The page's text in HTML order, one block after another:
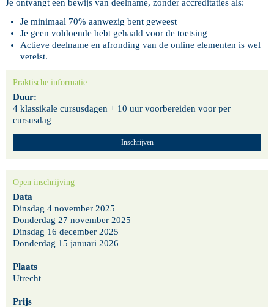
Je ontvangt een bewijs van deelname, zonder accreditaties als:
Je minimaal 70% aanwezig bent geweest
Je geen voldoende hebt gehaald voor de toetsing
Actieve deelname en afronding van de online elementen is wel
vereist.
Praktische informatie
Duur:
4 klassikale cursusdagen + 10 uur voorbereiden voor per
cursusdag
Inschrijven
Open inschrijving
Data
Dinsdag 4 november 2025
Donderdag 27 november 2025
Dinsdag 16 december 2025
Donderdag 15 januari 2026
Plaats
Utrecht
Prijs